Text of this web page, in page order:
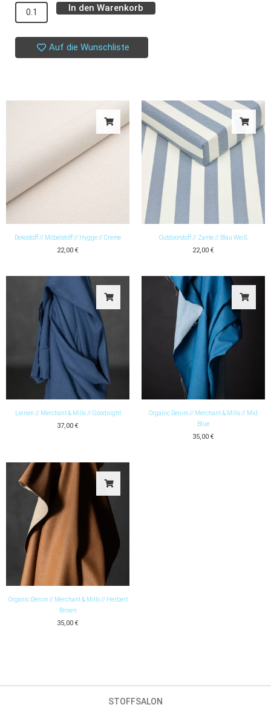
Double
Gauze
//
Old
Grey
In den Warenkorb
Auf die Wunschliste
Dekostoff // Möbelstoff // Hygge // Creme
22,00 €
Outdoorstoff // Zante // Blau Weiß
22,00 €
Leinen // Merchant & Mills // Goodnight
37,00 €
Organic Denim // Merchant & Mills // Mid
Blue
35,00 €
Organic Denim // Merchant & Mills // Herbert
Brown
35,00 €
STOFFSALON